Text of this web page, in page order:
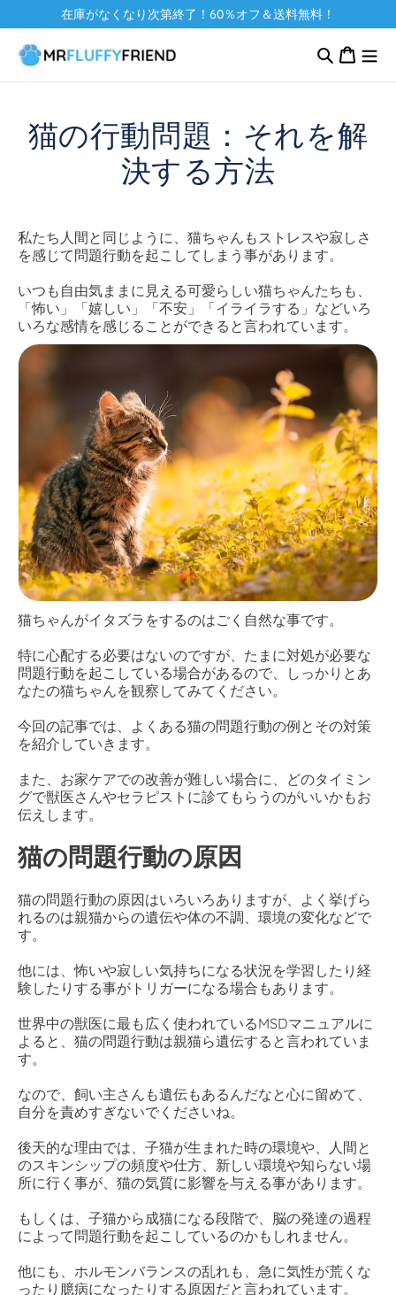
ンツに在庫がなくなり次第終了！60％オフ＆送料無料！
カ
ー
猫の行動問題：それを解
決する方法
私たち人間と同じように、猫ちゃんもストレスや寂しさ
を感じて問題行動を起こしてしまう事があります。
いつも自由気ままに見える可愛らしい猫ちゃんたちも、
「怖い」「嬉しい」「不安」「イライラする」などいろ
いろな感情を感じることができると言われています。
猫ちゃんがイタズラをするのはごく自然な事です。
特に心配する必要はないのですが、たまに対処が必要な
問題行動を起こしている場合があるので、しっかりとあ
なたの猫ちゃんを観察してみてください。
今回の記事では、よくある猫の問題行動の例とその対策
を紹介していきます。
また、お家ケアでの改善が難しい場合に、どのタイミン
グで獣医さんやセラピストに診てもらうのがいいかもお
伝えします。
猫の問題行動の原因
猫の問題行動の原因はいろいろありますが、よく挙げら
れるのは親猫からの遺伝や体の不調、環境の変化などで
す。
他には、怖いや寂しい気持ちになる状況を学習したり経
験したりする事がトリガーになる場合もあります。
世界中の獣医に最も広く使われているMSDマニュアルに
よると、猫の問題行動は親猫ら遺伝すると言われていま
す。
なので、飼い主さんも遺伝もあるんだなと心に留めて、
自分を責めすぎないでくださいね。
後天的な理由では、子猫が生まれた時の環境や、人間と
のスキンシップの頻度や仕方、新しい環境や知らない場
所に行く事が、猫の気質に影響を与える事があります。
もしくは、子猫から成猫になる段階で、脳の発達の過程
によって問題行動を起こしているのかもしれません。
他にも、ホルモンバランスの乱れも、急に気性が荒くな
ったり臆病になったりする原因だと言われています。